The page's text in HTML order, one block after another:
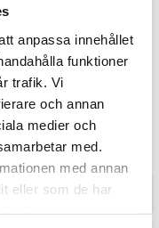
anpassa innehållet
funktioner
trafik. Vi
och annan
medier och
med.
med annan
eller som de har
Box 210-68
Franke 680x410x200mm
12mm. Montering
& planmontering
7 399,00KR
INFO